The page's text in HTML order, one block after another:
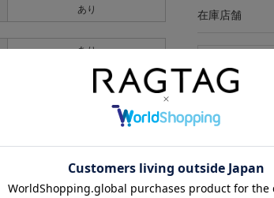
あり
あり
在庫店舗
キャンセル
お買い物